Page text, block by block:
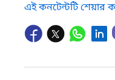
এই কনটেন্টটি শেয়ার